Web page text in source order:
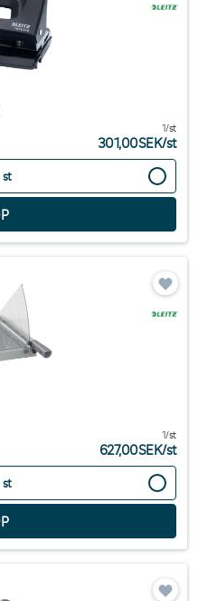
1/st
301,00SEK/st
st
1/st
627,00SEK/st
st